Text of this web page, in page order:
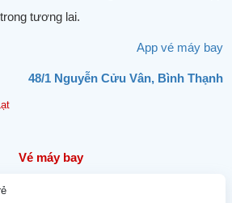
tương lai.
App vé máy bay
48/1 Nguyễn Cửu Vân, Bình Thạnh
Vé máy bay